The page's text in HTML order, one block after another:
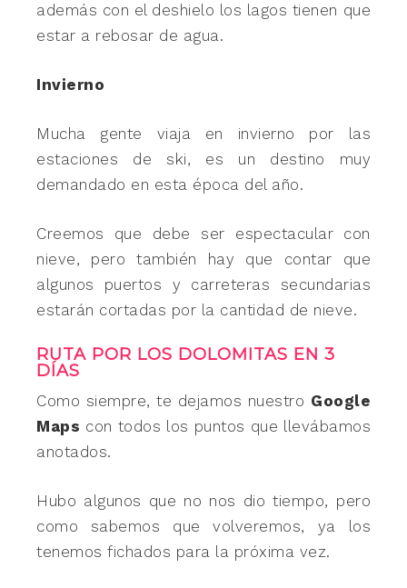
además con el deshielo los lagos tienen que
estar a rebosar de agua.
Invierno
Mucha gente viaja en invierno por las
estaciones de ski, es un destino muy
demandado en esta época del año.
Creemos que debe ser espectacular con
nieve, pero también hay que contar que
algunos puertos y carreteras secundarias
estarán cortadas por la cantidad de nieve.
RUTA POR LOS DOLOMITAS EN 3
DÍAS
Como siempre, te dejamos nuestro Google
Maps con todos los puntos que llevábamos
anotados.
Hubo algunos que no nos dio tiempo, pero
como sabemos que volveremos, ya los
tenemos fichados para la próxima vez.